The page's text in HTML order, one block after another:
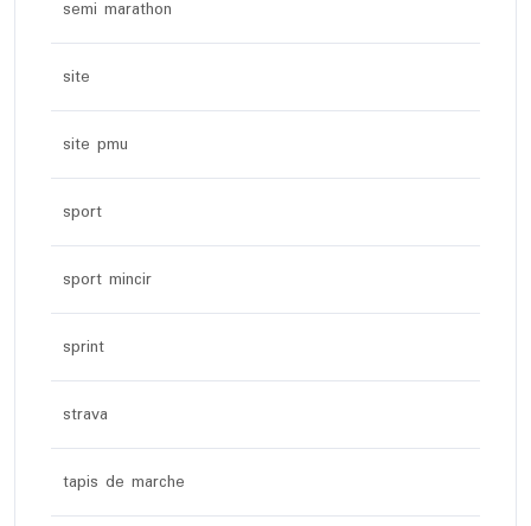
semi marathon
site
site pmu
sport
sport mincir
sprint
strava
tapis de marche